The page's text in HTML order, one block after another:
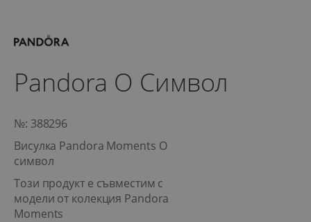
Pandora O Символ
№: 388296
Висулка Pandora Moments O
символ
Този продукт е съвместим с
модели от колекция Pandora
Moments